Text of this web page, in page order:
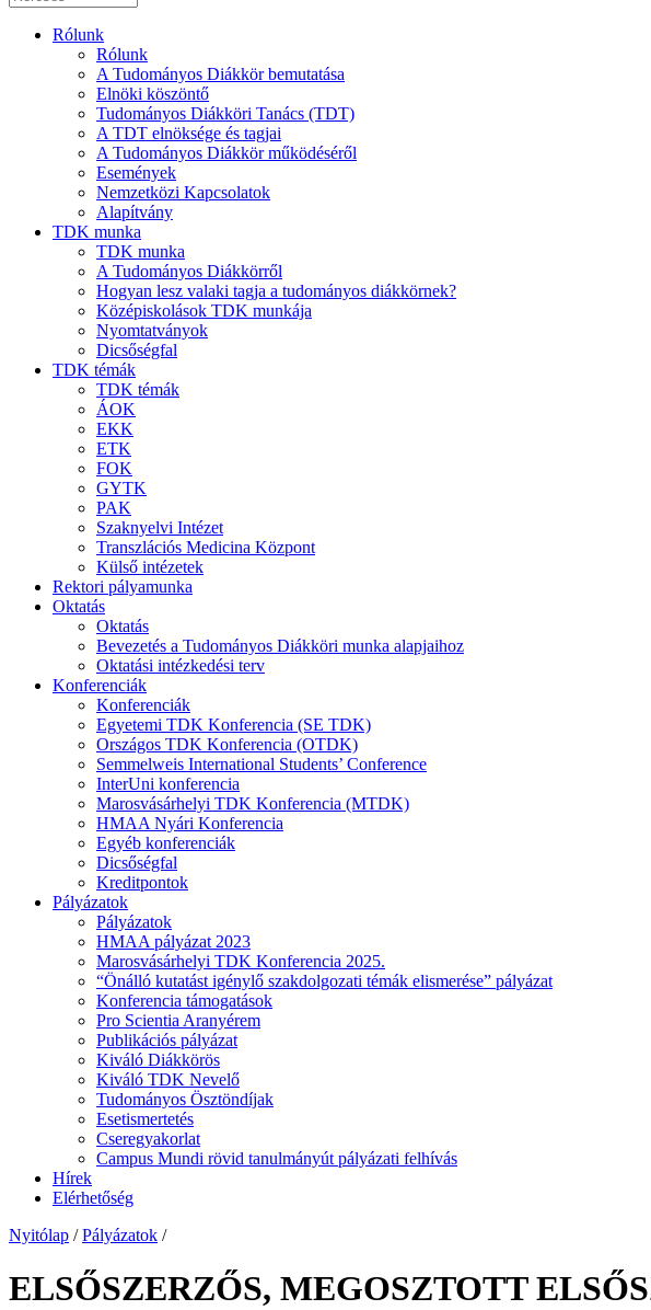
Rólunk
Rólunk
A Tudományos Diákkör bemutatása
Elnöki köszöntő
Tudományos Diákköri Tanács (TDT)
A TDT elnöksége és tagjai
A Tudományos Diákkör működéséről
Események
Nemzetközi Kapcsolatok
Alapítvány
TDK munka
TDK munka
A Tudományos Diákkörről
Hogyan lesz valaki tagja a tudományos diákkörnek?
Középiskolások TDK munkája
Nyomtatványok
Dicsőségfal
TDK témák
TDK témák
ÁOK
EKK
ETK
FOK
GYTK
PAK
Szaknyelvi Intézet
Transzlációs Medicina Központ
Külső intézetek
Rektori pályamunka
Oktatás
Oktatás
Bevezetés a Tudományos Diákköri munka alapjaihoz
Oktatási intézkedési terv
Konferenciák
Konferenciák
Egyetemi TDK Konferencia (SE TDK)
Országos TDK Konferencia (OTDK)
Semmelweis International Students’ Conference
InterUni konferencia
Marosvásárhelyi TDK Konferencia (MTDK)
HMAA Nyári Konferencia
Egyéb konferenciák
Dicsőségfal
Kreditpontok
Pályázatok
Pályázatok
HMAA pályázat 2023
Marosvásárhelyi TDK Konferencia 2025.
“Önálló kutatást igénylő szakdolgozati témák elismerése” pályázat
Konferencia támogatások
Pro Scientia Aranyérem
Publikációs pályázat
Kiváló Diákkörös
Kiváló TDK Nevelő
Tudományos Ösztöndíjak
Esetismertetés
Cseregyakorlat
Campus Mundi rövid tanulmányút pályázati felhívás
Hírek
Elérhetőség
Nyitólap / Pályázatok /
ELSŐSZERZŐS, MEGOSZTOTT